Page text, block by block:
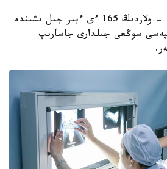
پاۆلودار. KAZINFORM - ولاردىڭ 165 ءى ءبىر جىل ىشىندە
سوڭعى جىلدارى جاسارىپ